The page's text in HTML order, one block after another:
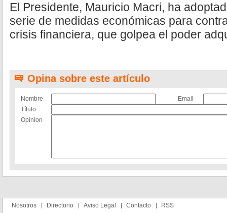
El Presidente, Mauricio Macri, ha
serie de medidas económicas para
crisis financiera, que golpea el poder
Opina sobre este artículo
Nombre
Email
Título
Opinion
Nosotros Directorio Aviso Legal Contacto RSS